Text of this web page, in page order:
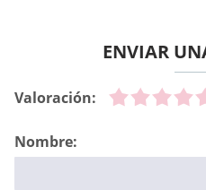
ENVIAR
Valoración:
Nombre: